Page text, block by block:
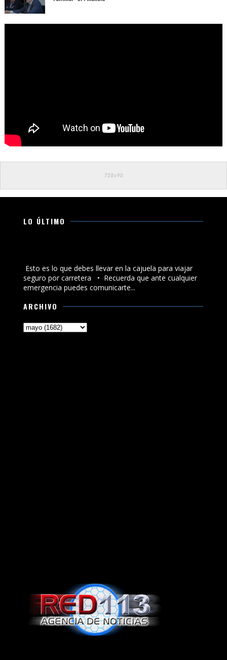
LO ÚLTIMO
Esto es lo que debes llevar en la cajuela para viajar
seguro por carretera •⁠ ⁠Recuerda que ante cualquier
emergencia puedes comunicarte...
ARCHIVO